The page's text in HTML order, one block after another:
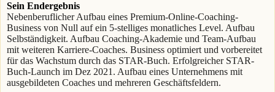
Sein Endergebnis
Nebenberuflicher Aufbau eines Premium-Online-Coaching-
Business von Null auf ein 5-stelliges monatliches Level. Aufbau
Selbständigkeit. Aufbau Coaching-Akademie und Team-Aufbau
mit weiteren Karriere-Coaches. Business optimiert und vorbereitet
für das Wachstum durch das STAR-Buch. Erfolgreicher STAR-
Buch-Launch im Dez 2021. Aufbau eines Unternehmens mit
ausgebildeten Coaches und mehreren Geschäftsfeldern.